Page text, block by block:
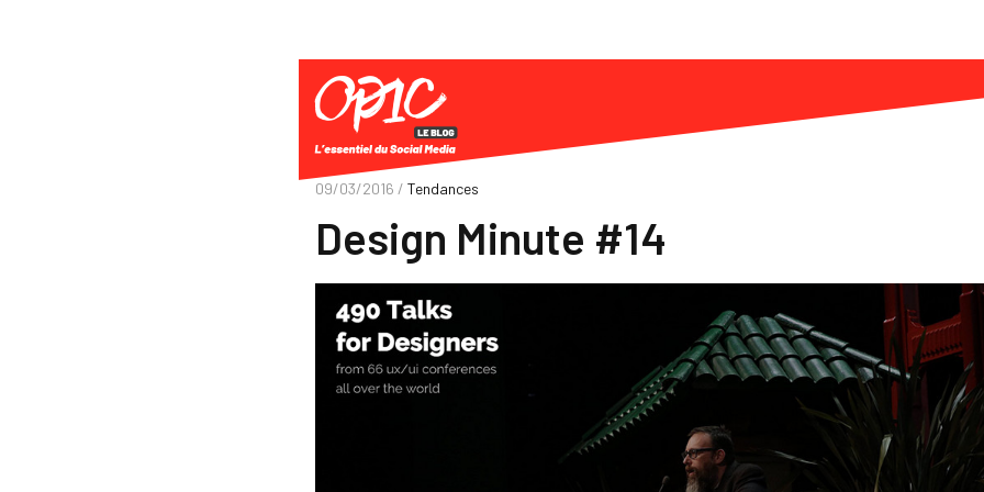
09/03/2016 / Tendances
Design Minute #14